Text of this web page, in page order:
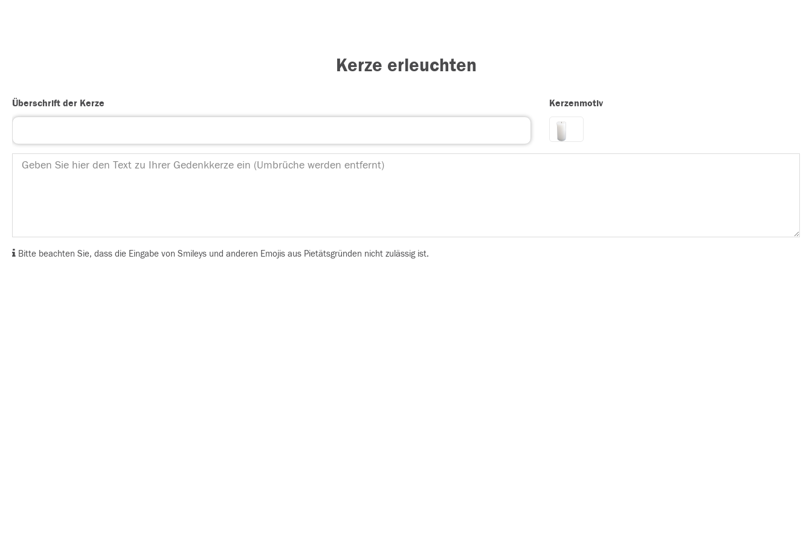
Kerze erleuchten
Überschrift der Kerze Kerzenmotiv
Bitte beachten Sie, dass die Eingabe von Smileys und anderen Emojis aus Pietätsgründen nicht zulässig ist.